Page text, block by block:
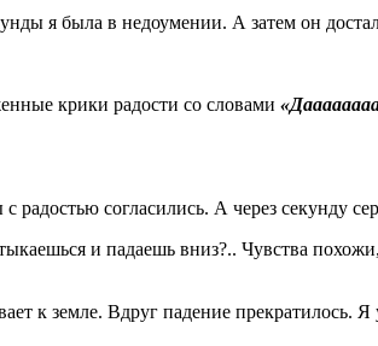
я была в недоумении. А затем он
крики радости со словами
согласились. А через секунду
и падаешь вниз?.. Чувства
к земле. Вдруг падение прекратилось. Я